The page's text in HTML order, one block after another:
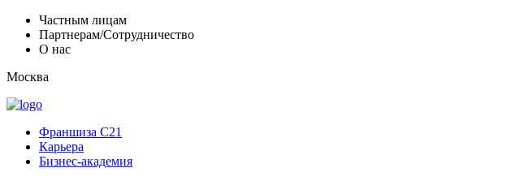
Частным лицам
Партнерам/Сотрудничество
О нас
Москва
Франшиза C21
Карьера
Бизнес-академия